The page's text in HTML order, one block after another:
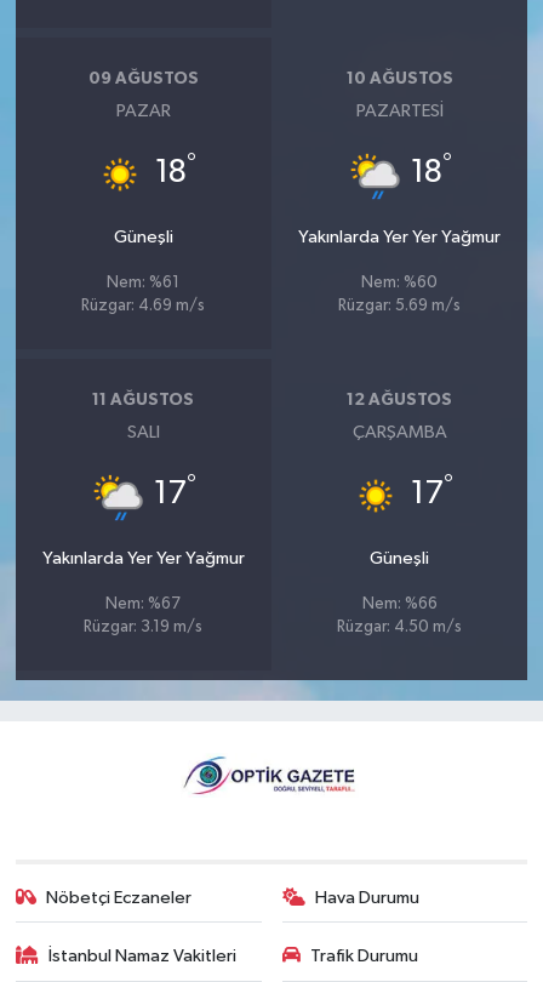
09 AĞUSTOS
PAZAR
18°
Güneşli
Nem: %61
Rüzgar: 4.69 m/s
10 AĞUSTOS
PAZARTESI
18°
Yakınlarda Yer Yer Yağmur
Nem: %60
Rüzgar: 5.69 m/s
11 AĞUSTOS
SALI
17°
Yakınlarda Yer Yer Yağmur
Nem: %67
Rüzgar: 3.19 m/s
12 AĞUSTOS
ÇARŞAMBA
17°
Güneşli
Nem: %66
Rüzgar: 4.50 m/s
Nöbetçi Eczaneler Hava Durumu
İstanbul Namaz Vakitleri Trafik Durumu